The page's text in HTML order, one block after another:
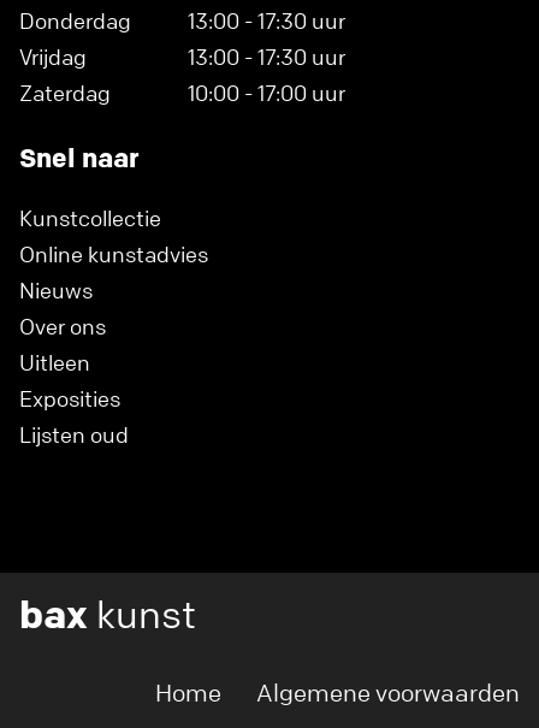
Donderdag
13:00 - 17:30 uur
Vrijdag
13:00 - 17:30 uur
Zaterdag
10:00 - 17:00 uur
Snel naar
Kunstcollectie
Online kunstadvies
Nieuws
Over ons
Uitleen
Exposities
Lijsten oud
bax kunst
Home Algemene voorwaarden